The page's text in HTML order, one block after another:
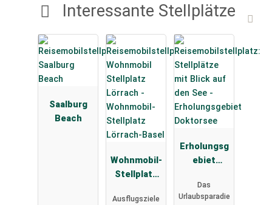
Interessante Stellplätze
Saalburg
Beach
Wohnmobil-
Stellplatz
Basel
Ausflugsziele
Erholungsg
ebiet
Das
Urlaubsparadie